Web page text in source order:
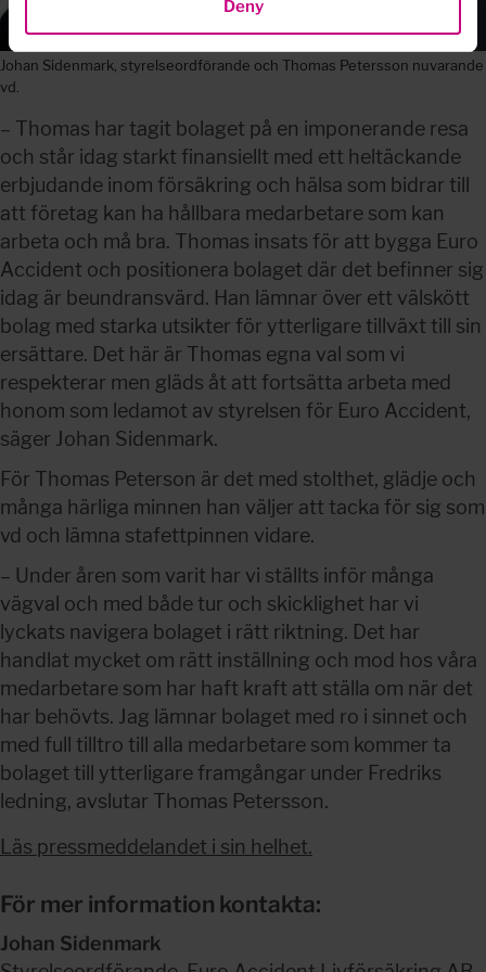
Deny
Johan Sidenmark, styrelseordförande och Thomas Petersson nuvarande
vd.
– Thomas har tagit bolaget på en imponerande resa
och står idag starkt finansiellt med ett heltäckande
erbjudande inom försäkring och hälsa som bidrar till
att företag kan ha hållbara medarbetare som kan
arbeta och må bra. Thomas insats för att bygga Euro
Accident och positionera bolaget där det befinner sig
idag är beundransvärd. Han lämnar över ett välskött
bolag med starka utsikter för ytterligare tillväxt till sin
ersättare. Det här är Thomas egna val som vi
respekterar men gläds åt att fortsätta arbeta med
honom som ledamot av styrelsen för Euro Accident,
säger Johan Sidenmark.
För Thomas Peterson är det med stolthet, glädje och
många härliga minnen han väljer att tacka för sig som
vd och lämna stafettpinnen vidare.
– Under åren som varit har vi ställts inför många
vägval och med både tur och skicklighet har vi
lyckats navigera bolaget i rätt riktning. Det har
handlat mycket om rätt inställning och mod hos våra
medarbetare som har haft kraft att ställa om när det
har behövts. Jag lämnar bolaget med ro i sinnet och
med full tilltro till alla medarbetare som kommer ta
bolaget till ytterligare framgångar under Fredriks
ledning, avslutar Thomas Petersson.
Läs pressmeddelandet i sin helhet.
För mer information kontakta:
Johan Sidenmark